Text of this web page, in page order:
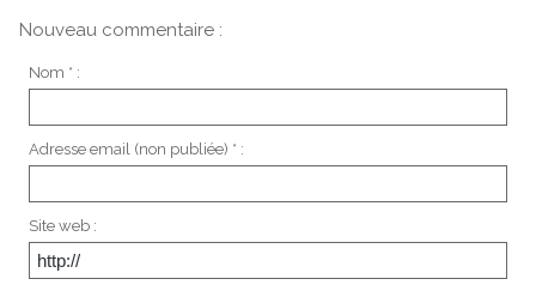
Nouveau commentaire :
Nom * :
Adresse email (non publiée) * :
Site web :